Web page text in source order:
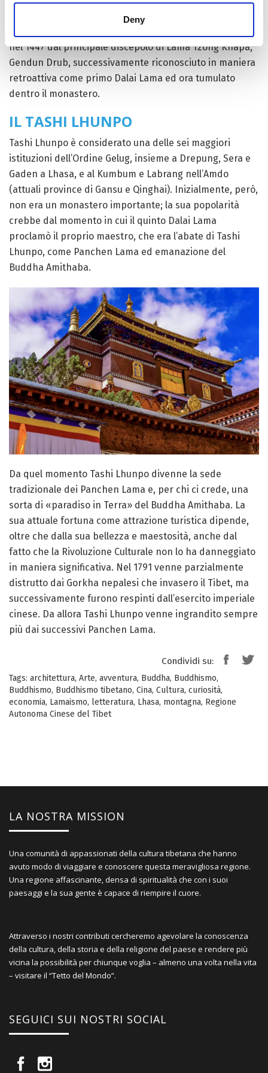
Deny
confini tibetani è il monastero di Tashi Lhunpo, sito a
nel 1447 dal principale discepolo di Lama Tzong Khapa,
Gendun Drub, successivamente riconosciuto in maniera
retroattiva come primo Dalai Lama ed ora tumulato
dentro il monastero.
IL TASHI LHUNPO
Tashi Lhunpo è considerato una delle sei maggiori
istituzioni dell’Ordine Gelug, insieme a Drepung, Sera e
Gaden a Lhasa, e al Kumbum e Labrang nell’Amdo
(attuali province di Gansu e Qinghai). Inizialmente, però,
non era un monastero importante; la sua popolarità
crebbe dal momento in cui il quinto Dalai Lama
proclamò il proprio maestro, che era l’abate di Tashi
Lhunpo, come Panchen Lama ed emanazione del
Buddha Amithaba.
Da quel momento Tashi Lhunpo divenne la sede
tradizionale dei Panchen Lama e, per chi ci crede, una
sorta di «paradiso in Terra» del Buddha Amithaba. La
sua attuale fortuna come attrazione turistica dipende,
oltre che dalla sua bellezza e maestosità, anche dal
fatto che la Rivoluzione Culturale non lo ha danneggiato
in maniera significativa. Nel 1791 venne parzialmente
distrutto dai Gorkha nepalesi che invasero il Tibet, ma
successivamente furono respinti dall’esercito imperiale
cinese. Da allora Tashi Lhunpo venne ingrandito sempre
più dai successivi Panchen Lama.
Condividi su:
Tags: architettura, Arte, avventura, Buddha, Buddhismo,
Buddhismo, Buddhismo tibetano, Cina, Cultura, curiosità,
economia, Lamaismo, letteratura, Lhasa, montagna, Regione
Autonoma Cinese del Tibet
LA NOSTRA MISSION
Una comunità di appassionati della cultura tibetana che hanno
avuto modo di viaggiare e conoscere questa meravigliosa regione.
Una regione affascinante, densa di spiritualità che con i suoi
paesaggi e la sua gente è capace di riempire il cuore.
Attraverso i nostri contributi cercheremo agevolare la conoscenza
della cultura, della storia e della religione del paese e rendere più
vicina la possibilità per chiunque voglia – almeno una volta nella vita
– visitare il “Tetto del Mondo”.
SEGUICI SUI NOSTRI SOCIAL